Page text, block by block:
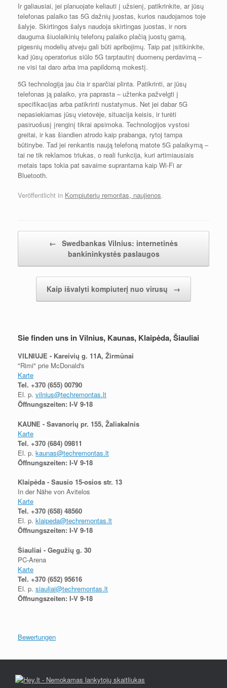
Ir galiausiai, jei planuojate keliauti į užsienį, patikrinkite, ar jūsų
telefonas palaiko tas 5G dažnių juostas, kurios naudojamos toje
šalyje. Skirtingos šalys naudoja skirtingas juostas, ir nors
dauguma šiuolaikinių telefonų palaiko plačią juostų gamą,
pigesnių modelių atveju gali būti apribojimų. Taip pat įsitikinkite,
kad jūsų operatorius siūlo 5G tarptautinį duomenų perdavimą –
ne visi tai daro arba ima papildomą mokestį.
5G technologija jau čia ir sparčiai plinta. Patikrinti, ar jūsų
telefonas ją palaiko, yra paprasta – užtenka pažvelgti į
specifikacijas arba patikrinti nustatymus. Net jei dabar 5G
nepasiekiamas jūsų vietovėje, situacija keisis, ir turėti
pasiruošusį įrenginį tikrai apsimoka. Technologijos vystosi
greitai, ir kas šiandien atrodo kaip prabanga, rytoj tampa
būtinybe. Tad jei renkantis naują telefoną matote 5G palaikymą –
tai ne tik reklamos triukas, o reali funkcija, kuri artimiausiais
metais taps tokia pat savaime suprantama kaip Wi-Fi ar
Bluetooth.
Veröffentlicht in Kompiuterių remontas, naujienos.
← Swedbankas Vilnius: internetinės
bankininkystės paslaugos
Kaip išvalyti kompiuterį nuo virusų →
Sie finden uns in Vilnius, Kaunas, Klaipėda, Šiauliai
VILNIUJE - Kareivių g. 11A, Žirmūnai
"Rimi" prie McDonald's
Karte
Tel. +370 (655) 00790
El. p. vilnius@techremontas.lt
Öffnungszeiten: I-V 9-18
KAUNE - Savanorių pr. 155, Žaliakalnis
Karte
Tel. +370 (684) 09811
El. p. kaunas@techremontas.lt
Öffnungszeiten: I-V 9-18
Klaipėda - Sausio 15-osios str. 13
In der Nähe von Avitelos
Karte
Tel. +370 (658) 48560
El. p. klaipeda@techremontas.lt
Öffnungszeiten: I-V 9-18
Šiauliai - Gegužių g. 30
PC-Arena
Karte
Tel. +370 (652) 95616
El. p. siauliai@techremontas.lt
Öffnungszeiten: I-V 9-18
Bewertungen